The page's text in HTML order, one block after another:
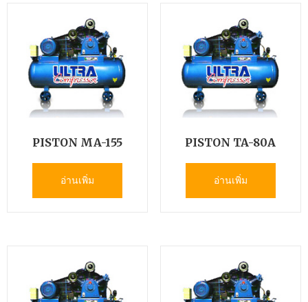
PISTON MA-155
อ่านเพิ่ม
PISTON TA-80A
อ่านเพิ่ม